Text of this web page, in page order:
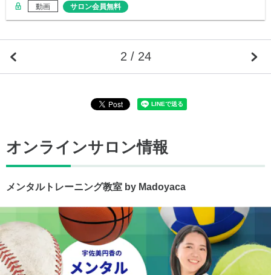
動画 サロン会員無料
2 / 24
オンラインサロン情報
メンタルトレーニング教室 by Madoyaca